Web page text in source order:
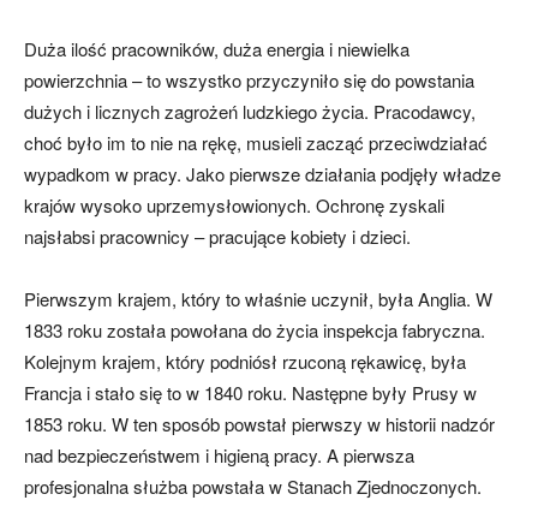
Duża ilość pracowników, duża energia i niewielka
powierzchnia – to wszystko przyczyniło się do powstania
dużych i licznych zagrożeń ludzkiego życia. Pracodawcy,
choć było im to nie na rękę, musieli zacząć przeciwdziałać
wypadkom w pracy. Jako pierwsze działania podjęły władze
krajów wysoko uprzemysłowionych. Ochronę zyskali
najsłabsi pracownicy – pracujące kobiety i dzieci.
Pierwszym krajem, który to właśnie uczynił, była Anglia. W
1833 roku została powołana do życia inspekcja fabryczna.
Kolejnym krajem, który podniósł rzuconą rękawicę, była
Francja i stało się to w 1840 roku. Następne były Prusy w
1853 roku. W ten sposób powstał pierwszy w historii nadzór
nad bezpieczeństwem i higieną pracy. A pierwsza
profesjonalna służba powstała w Stanach Zjednoczonych.